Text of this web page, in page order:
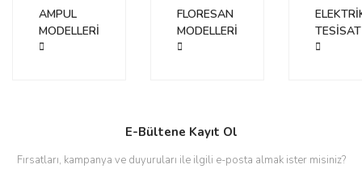
AMPUL
MODELLERİ
FLORESAN
MODELLERİ
TESİSAT
E-Bültene Kayıt Ol
Fırsatları, kampanya ve duyuruları ile ilgili e-posta almak ister misiniz?